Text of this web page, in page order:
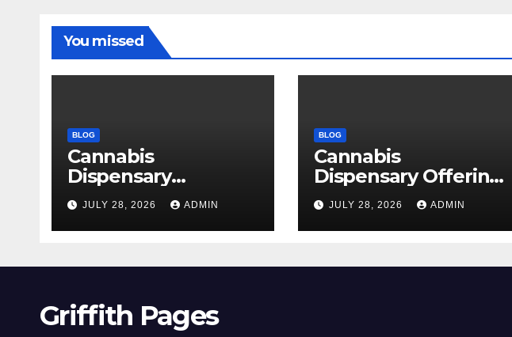
You missed
BLOG
Cannabis
Dispensary
Delivering Reliable
Products Every
Time
JULY 28, 2026 ADMIN
BLOG
Cannabis
Dispensary Offering
High Quality Flower
Selections
JULY 28, 2026 ADMIN
Griffith Pages